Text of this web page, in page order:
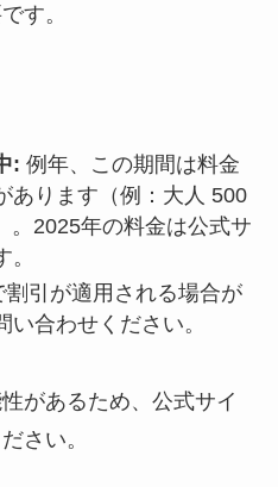
す。
: 例年、この期間は料金
あります（例：大人 500
。2025年の料金は公式サ
割引が適用される場合が
合わせください。
があるため、公式サイ
さい。